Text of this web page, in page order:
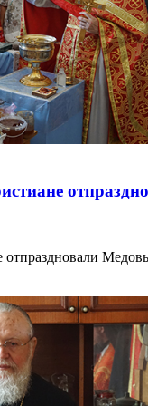
отпраздновали